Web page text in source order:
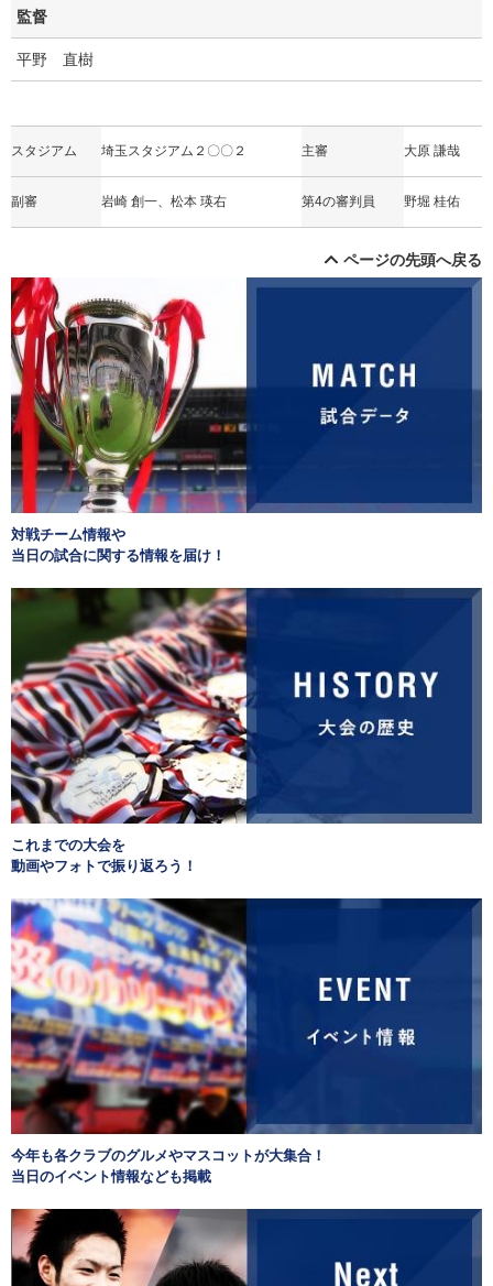
監督
平野 直樹
スタジアム 埼玉スタジアム２〇〇２ 主審 大原 謙哉
副審 岩崎 創一、松本 瑛右 第4の審判員 野堀 桂佑
ページの先頭へ戻る
対戦チーム情報や
当日の試合に関する情報を届け！
これまでの大会を
動画やフォトで振り返ろう！
今年も各クラブのグルメやマスコットが大集合！
当日のイベント情報なども掲載